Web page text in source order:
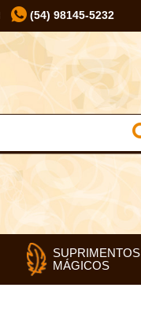
(54) 98145-5232
SUPRIMENTOS
MÁGICOS